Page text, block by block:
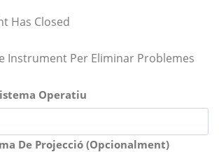
Has Closed
Instrument Per Eliminar Problemes
Operatiu
De Projecció (Opcionalment)